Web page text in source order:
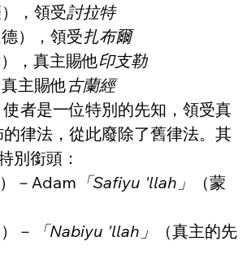
，領受討拉特
），領受扎布爾
，真主賜他印支勒
主賜他古蘭經
者是一位特別的先知，領受真
律法，從此廢除了舊律法。其
別銜頭：
－Adam 「Safiyu 'llah」
（蒙
－
「Nabiyu 'llah」
（真主的先